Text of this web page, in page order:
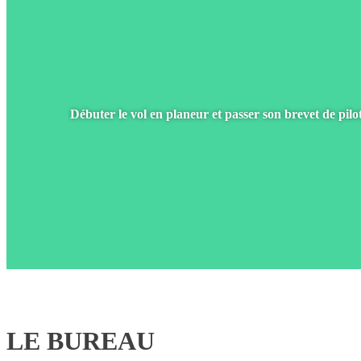
Débuter le vol en planeur et passer son brevet de
LE BUREAU